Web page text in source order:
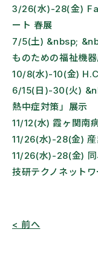
3/26(水)-28(金)
ート 春展
7/5(土) &nbsp;
ものための福祉機
10/8(水)-10(金)
6/15(日)-30(火)
熱中症対策」展示
11/12(水) 霞ヶ関南
11/26(水)-28(金)
11/26(水)-28(金)
技研テクノネット
< 前へ